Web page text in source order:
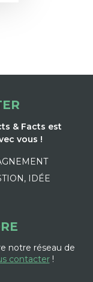
& Facts est
vous !
IDÉE
notre réseau de
contacter!